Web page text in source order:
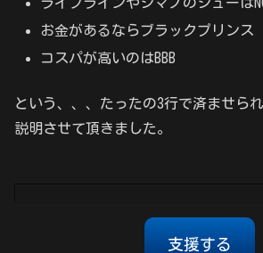
お金があるならブラックプリンス
コスパが高いのはBBB
という、、、たったの3行で済ませら
説明させて頂きました。
支援する